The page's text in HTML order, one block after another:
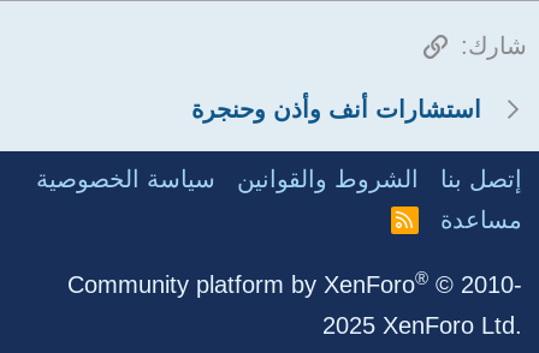
شارك: الرابط
استشارات أنف وأذن وحنجرة
إتصل بنا الشروط والقوانين
سياسة الخصوصية
مساعدة
R
Community platform by XenForo® © 2010-
2025 XenForo Ltd.